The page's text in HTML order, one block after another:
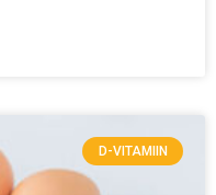
D-VITAMIIN